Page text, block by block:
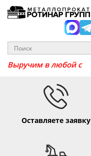
Выручим в любой _
Оставляете заявку